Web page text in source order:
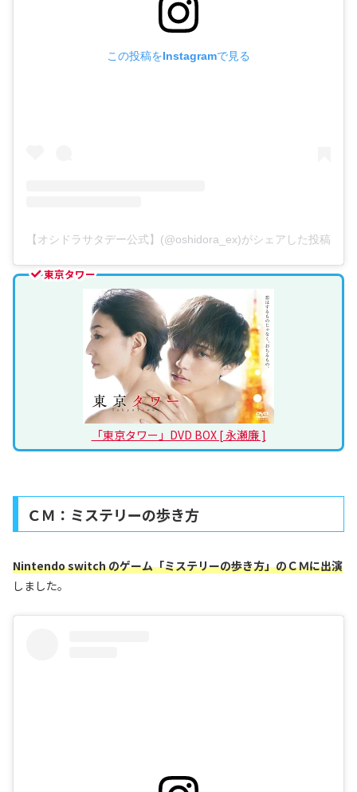
この投稿をInstagramで見る
【オシドラサタデー公式】(@oshidora_ex)がシェアした投稿
東京タワー
「東京タワー」DVD BOX [ 永瀬廉 ]
ＣＭ：ミステリーの歩き方
Nintendo switch のゲーム「ミステリーの歩き方」のＣＭに出演
しました。